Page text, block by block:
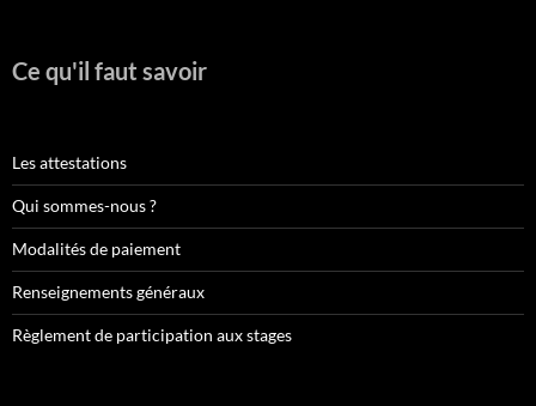
Ce qu'il faut savoir
Les attestations
Qui sommes-nous ?
Modalités de paiement
Renseignements généraux
Règlement de participation aux stages